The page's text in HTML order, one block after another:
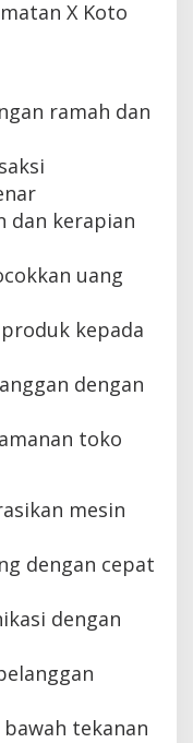
X Koto
ramah dan
dan kerapian
uang
kepada
dengan
toko
mesin
dengan cepat
dengan
tekanan